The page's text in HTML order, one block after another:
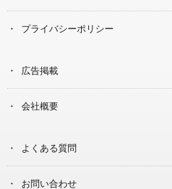
プライバシーポリシー
広告掲載
会社概要
よくある質問
お問い合わせ